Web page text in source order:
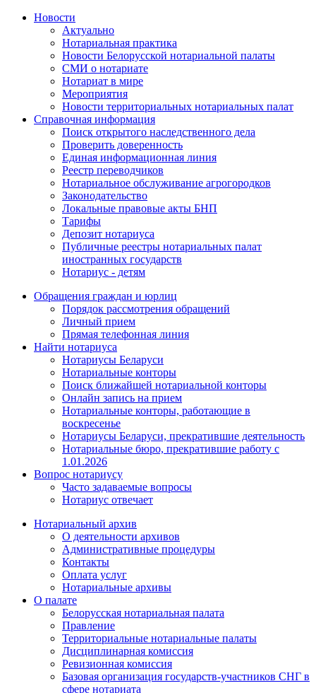
Новости
Актуально
Нотариальная практика
Новости Белорусской нотариальной палаты
СМИ о нотариате
Нотариат в мире
Мероприятия
Новости территориальных нотариальных палат
Справочная информация
Поиск открытого наследственного дела
Проверить доверенность
Единая информационная линия
Реестр переводчиков
Нотариальное обслуживание агрогородков
Законодательство
Локальные правовые акты БНП
Тарифы
Депозит нотариуса
Публичные реестры нотариальных палат
иностранных государств
Нотариус - детям
Обращения граждан и юрлиц
Порядок рассмотрения обращений
Личный прием
Прямая телефонная линия
Найти нотариуса
Нотариусы Беларуси
Нотариальные конторы
Поиск ближайшей нотариальной конторы
Онлайн запись на прием
Нотариальные конторы, работающие в
воскресенье
Нотариусы Беларуси, прекратившие деятельность
Нотариальные бюро, прекратившие работу с
1.01.2026
Вопрос нотариусу
Часто задаваемые вопросы
Нотариус отвечает
Нотариальный архив
О деятельности архивов
Административные процедуры
Контакты
Оплата услуг
Нотариальные архивы
О палате
Белорусская нотариальная палата
Правление
Территориальные нотариальные палаты
Дисциплинарная комиссия
Ревизионная комиссия
Базовая организация государств-участников СНГ в
сфере нотариата